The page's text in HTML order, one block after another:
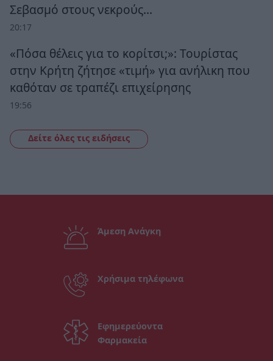
Σεβασμό στους νεκρούς…
20:17
«Πόσα θέλεις για το κορίτσι;»: Τουρίστας
στην Κρήτη ζήτησε «τιμή» για ανήλικη που
καθόταν σε τραπέζι επιχείρησης
19:56
Δείτε όλες τις ειδήσεις
Άμεση Ανάγκη
Χρήσιμα τηλέφωνα
Εφημερεύοντα
Φαρμακεία